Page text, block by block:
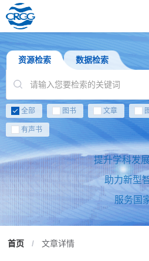
资源检索 数据检索
全部 图书 文章
有声书
提升学科发
助力新型
服务国
首页 / 文章详情